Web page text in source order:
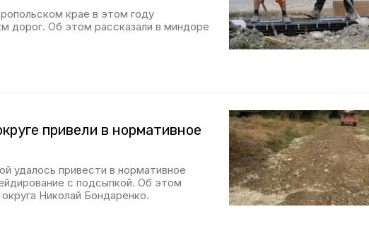
крае в этом году
дорог. Об этом рассказали в миндоре
привели в нормативное
удалось привести в нормативное
с подсыпкой. Об этом
Николай Бондаренко.